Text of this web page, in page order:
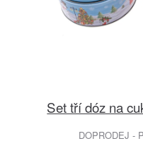
Set tří dóz na
DOPRODEJ -